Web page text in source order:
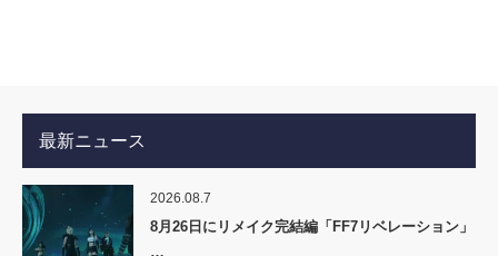
最新ニュース
2026.08.7
8月26日にリメイク完結編「FF7リベレーション」
…